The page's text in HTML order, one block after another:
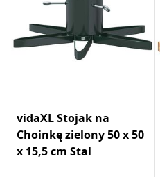
vidaXL Stojak na
Choinkę zielony 50 x 50
x 15,5 cm Stal